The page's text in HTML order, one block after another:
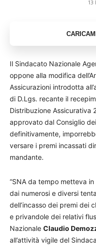
13
Il Sindacato Nazionale
oppone alla modifica
Assicurazioni introdotta
di D.Lgs. recante il
Distribuzione Assicurativa
approvato dal Consiglio
definitivamente,
versare i premi incassati
mandante.
“SNA da tempo metteva
dai numerosi e diversi
dell’incasso dei premi dei
e privandole dei relativi
Nazionale Claudio
all’attività vigile del